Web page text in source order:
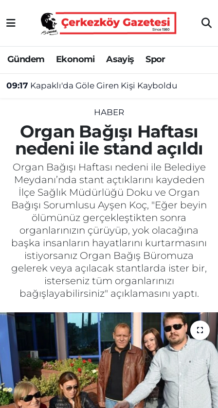
Gündem Ekonomi Asayiş Spor
09:17 Kapaklı'da Göle Giren Kişi Kayboldu
HABER
Organ Bağışı Haftası
nedeni ile stand açıldı
Organ Bağışı Haftası nedeni ile Belediye
Meydanı’nda stant açtıklarını kaydeden
İlçe Sağlık Müdürlüğü Doku ve Organ
Bağışı Sorumlusu Ayşen Koç, "Eğer beyin
ölümünüz gerçekleştikten sonra
organlarınızın çürüyüp, yok olacağına
başka insanların hayatlarını kurtarmasını
istiyorsanız Organ Bağış Büromuza
gelerek veya açılacak stantlarda ister bir,
isterseniz tüm organlarınızı
bağışlayabilirsiniz" açıklamasını yaptı.
Asayiş
Ekonomi
Gündem
Kültür&Sanat
SAĞLIK
Spor
Gizlilik Sözleşmesi
İletişim
Künye
Yayın İlkeleri
Tekirdağ Nöbetçi Eczaneler
Tekirdağ Hava Durumu
Tekirdağ Namaz Vakitleri
Tekirdağ Trafik Yoğunluk Haritası
Süper Lig Puan Durumu ve Fikstür
Tüm Manşetler
Son Dakika Haberleri
Haber Arşivi